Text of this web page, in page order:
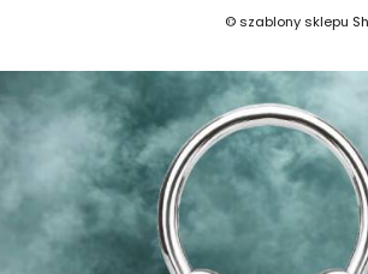
©szablony sklepu